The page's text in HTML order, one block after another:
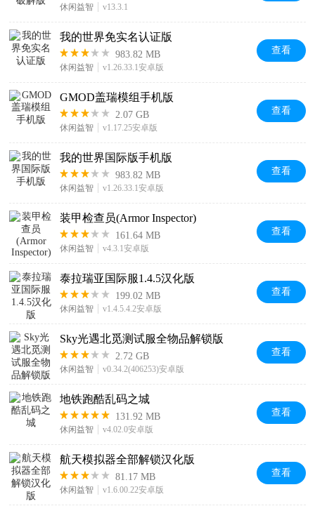
休闲益智 v13.3.1
我的世界免实名认证版
983.82 MB
休闲益智 v1.26.33.1安卓版
查看
GMOD盖瑞模组手机版
2.07 GB
休闲益智 v1.17.25安卓版
查看
我的世界国际版手机版
983.82 MB
休闲益智 v1.26.33.1安卓版
查看
装甲检查员(Armor Inspector)
161.64 MB
休闲益智 v4.3.1安卓版
查看
泰拉瑞亚国际服1.4.5汉化版
199.02 MB
休闲益智 v1.4.5.4.2安卓版
查看
Sky光遇北觅测试服全物品解锁版
2.72 GB
休闲益智 v0.34.2(406253)安卓版
查看
地铁跑酷乱码之城
131.92 MB
休闲益智 v4.02.0安卓版
查看
航天模拟器全部解锁汉化版
81.17 MB
休闲益智 v1.6.00.22安卓版
查看